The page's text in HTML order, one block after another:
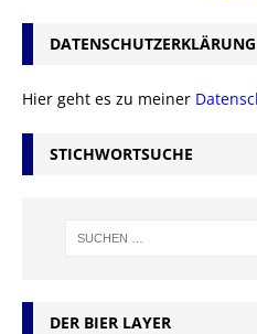
DATENSCHUTZERKLÄRUNG
Hier geht es zu meiner
STICHWORTSUCHE
DER BIER LAYER